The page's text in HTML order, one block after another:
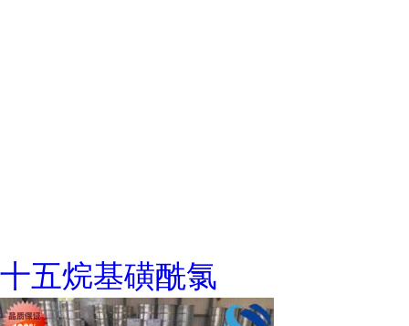
十五烷基磺酰氯